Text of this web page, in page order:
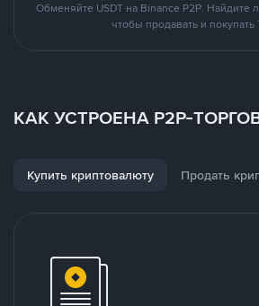
Обменяйте USDT на Binance P2P. Найдите
чтобы продавать и покупать
КАК УСТРОЕНА P2P-
Купить криптовалюту Продать